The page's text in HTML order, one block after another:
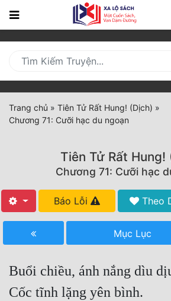
Trang
Mới
Cập
Nhật
(current)
Tất Cả
Hoàn Thành
Trang chủ » Tiên Tử Rất Hung! (Dịch) »
Chương 71: Cưỡi hạc du ngoạn
Tiên Tử Rất Hung!
Chương 71: Cưỡi hạc
Báo Lỗi Theo
Mục Lục
Buổi chiều, ánh nắng dìu
Cốc tĩnh lặng yên bình.